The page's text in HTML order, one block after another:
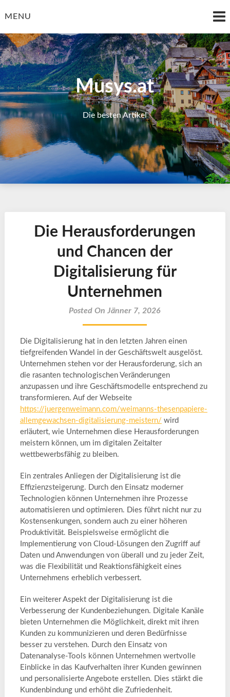
toMENU
Musys.at
Die besten Artikel
Die Herausforderungen
und Chancen der
Digitalisierung für
Unternehmen
Posted On Jänner 7, 2026
Die Digitalisierung hat in den letzten Jahren einen
tiefgreifenden Wandel in der Geschäftswelt ausgelöst.
Unternehmen stehen vor der Herausforderung, sich an
die rasanten technologischen Veränderungen
anzupassen und ihre Geschäftsmodelle entsprechend zu
transformieren. Auf der Webseite
https://juergenweimann.com/weimanns-thesenpapiere-
allemgewachsen-digitalisierung-meistern/ wird
erläutert, wie Unternehmen diese Herausforderungen
meistern können, um im digitalen Zeitalter
wettbewerbsfähig zu bleiben.
Ein zentrales Anliegen der Digitalisierung ist die
Effizienzsteigerung. Durch den Einsatz moderner
Technologien können Unternehmen ihre Prozesse
automatisieren und optimieren. Dies führt nicht nur zu
Kostensenkungen, sondern auch zu einer höheren
Produktivität. Beispielsweise ermöglicht die
Implementierung von Cloud-Lösungen den Zugriff auf
Daten und Anwendungen von überall und zu jeder Zeit,
was die Flexibilität und Reaktionsfähigkeit eines
Unternehmens erheblich verbessert.
Ein weiterer Aspekt der Digitalisierung ist die
Verbesserung der Kundenbeziehungen. Digitale Kanäle
bieten Unternehmen die Möglichkeit, direkt mit ihren
Kunden zu kommunizieren und deren Bedürfnisse
besser zu verstehen. Durch den Einsatz von
Datenanalyse-Tools können Unternehmen wertvolle
Einblicke in das Kaufverhalten ihrer Kunden gewinnen
und personalisierte Angebote erstellen. Dies stärkt die
Kundenbindung und erhöht die Zufriedenheit.